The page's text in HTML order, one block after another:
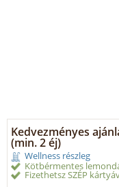
Kedvezményes
(min. 2 éj)
Wellness részleg
Kötbérmentes
Fizethetsz SZÉP